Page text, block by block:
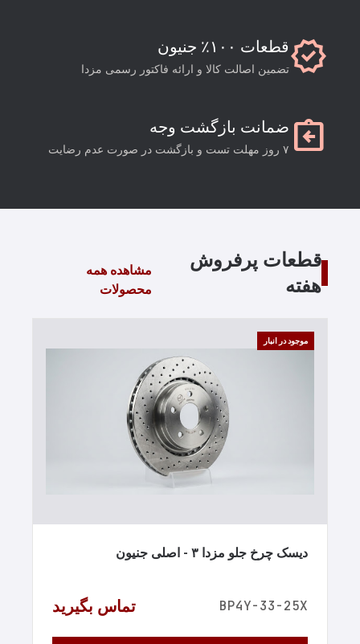
verifiedقطعات ۱۰۰٪ جنیون
تضمین اصالت کالا و ارائه فاکتور رسمی مزدا
assignment_return ضمانت بازگشت وجه
۷ روز مهلت تست و بازگشت در صورت عدم رضایت
قطعات پرفروش
هفته
مشاهده همه
محصولات
موجود در انبار
دیسک چرخ جلو مزدا ۳ - اصلی جنیون
BP4Y-33-25X تماس بگیرید